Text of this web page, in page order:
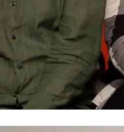
Wiedersehen